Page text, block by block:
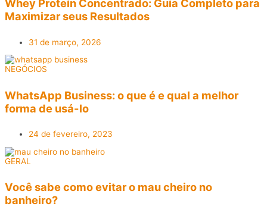
Whey Protein Concentrado: Guia Completo para
Maximizar seus Resultados
31 de março, 2026
NEGÓCIOS
WhatsApp Business: o que é e qual a melhor
forma de usá-lo
24 de fevereiro, 2023
GERAL
Você sabe como evitar o mau cheiro no
banheiro?